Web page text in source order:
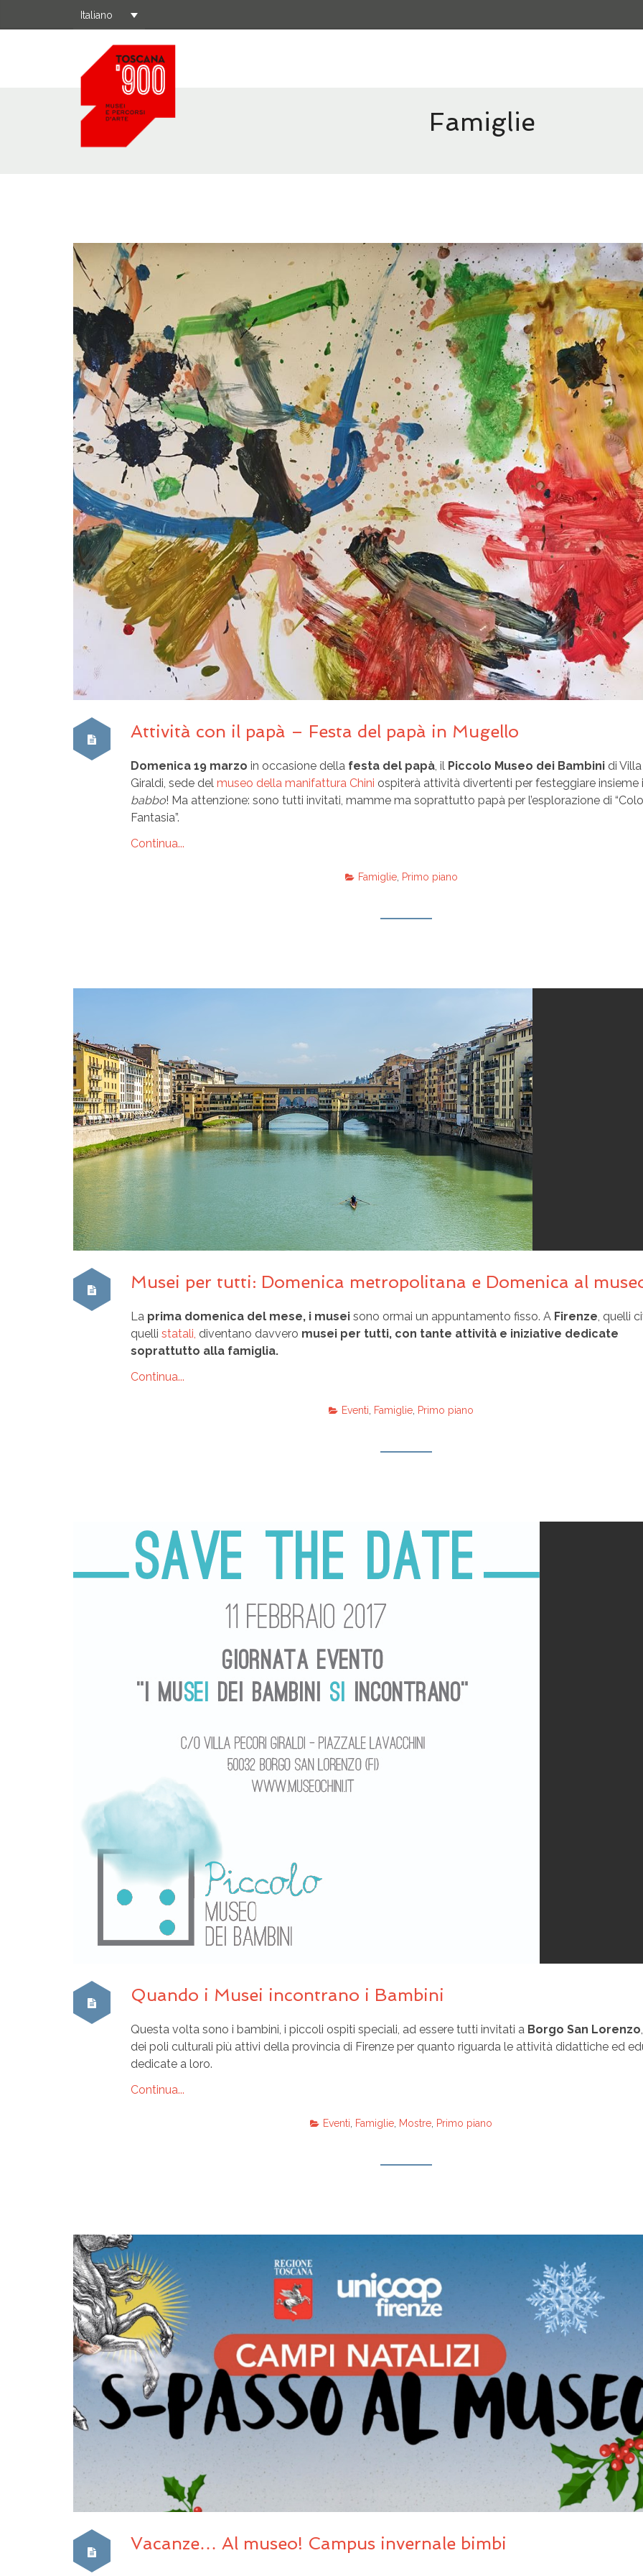
Italiano
Famiglie
Attività con il papà – Festa del papà in Mugello
Domenica 19 marzo in occasione della festa del papà, il Piccolo Museo dei Bambini di
Giraldi, sede del museo della manifattura Chini ospiterà attività divertenti per festeggiare insieme
babbo! Ma attenzione: sono tutti invitati, mamme ma soprattutto papà per l’esplorazione di
Fantasia”.
Continua...
Famiglie, Primo piano
Musei per tutti: Domenica metropolitana e Domenica al
La prima domenica del mese, i musei sono ormai un appuntamento fisso. A Firenze, quelli
quelli statali, diventano davvero musei per tutti, con tante attività e iniziative dedicate
soprattutto alla famiglia.
Continua...
Eventi Famiglie Primo piano
Quando i Musei incontrano i Bambini
Questa volta sono i bambini, i piccoli ospiti speciali, ad essere tutti invitati a Borgo San Lorenzo
dei poli culturali più attivi della provincia di Firenze per quanto riguarda le attività didattiche ed
dedicate a loro.
Continua...
Eventi Famiglie Mostre Primo piano
Vacanze… Al museo! Campus invernale bimbi